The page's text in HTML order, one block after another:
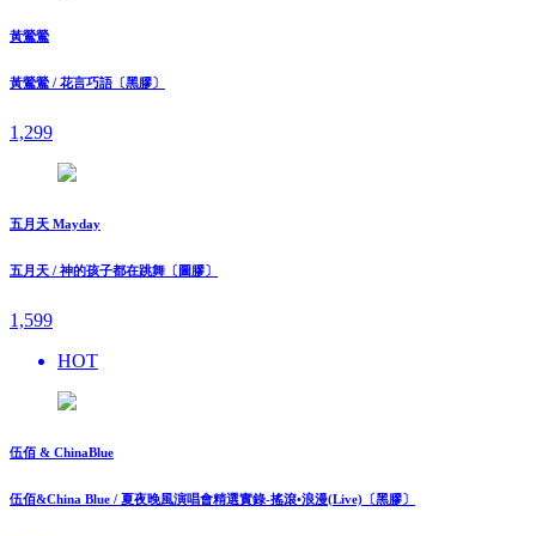
黃鶯鶯
黃鶯鶯 / 花言巧語〔黑膠〕
1,299
五月天 Mayday
五月天 / 神的孩子都在跳舞〔圖膠〕
1,599
HOT
伍佰 & ChinaBlue
伍佰&China Blue / 夏夜晚風演唱會精選實錄-搖滾•浪漫(Live)〔黑膠〕